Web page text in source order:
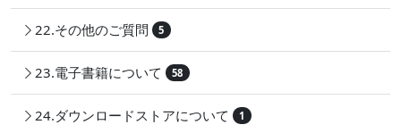
22.その他のご質問 5
23.電子書籍について 58
24.ダウンロードストアについて 1